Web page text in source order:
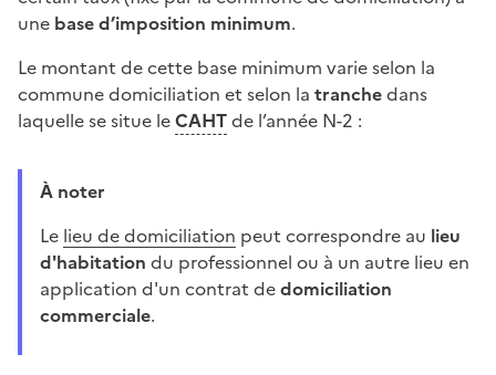
une base d’imposition minimum.
Le montant de cette base minimum varie selon la
commune domiciliation et selon la tranchedans
laquelle se situe leCAHTde l’année N-2 :
À noter
Le lieu de domiciliation peut correspondre au lieu
d'habitation du professionnel ou à un autre lieu en
application d'un contrat dedomiciliation
commerciale.